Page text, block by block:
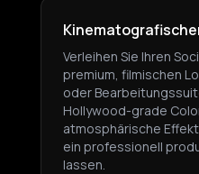
Verleihen Sie Ihren
premium, filmischen
oder
Hollywood-grade
atmosphärische
ein professionell
lassen.